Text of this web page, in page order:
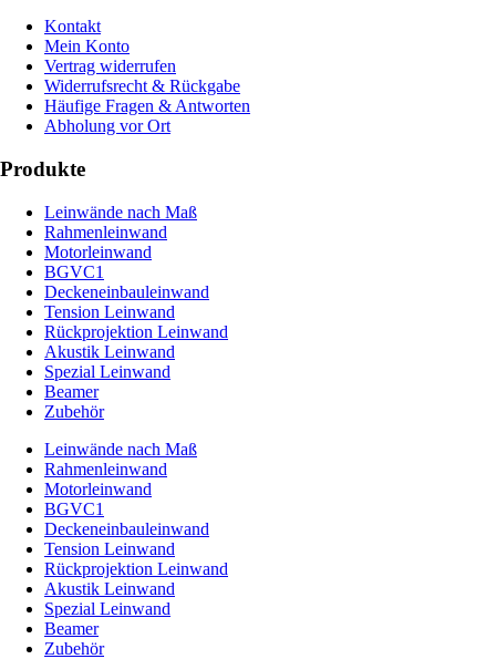
Kontakt
Mein Konto
Vertrag widerrufen
Widerrufsrecht & Rückgabe
Häufige Fragen & Antworten
Abholung vor Ort
Produkte
Leinwände nach Maß
Rahmenleinwand
Motorleinwand
BGVC1
Deckeneinbauleinwand
Tension Leinwand
Rückprojektion Leinwand
Akustik Leinwand
Spezial Leinwand
Beamer
Zubehör
Leinwände nach Maß
Rahmenleinwand
Motorleinwand
BGVC1
Deckeneinbauleinwand
Tension Leinwand
Rückprojektion Leinwand
Akustik Leinwand
Spezial Leinwand
Beamer
Zubehör